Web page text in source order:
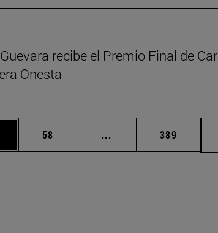
recibe el Premio Final de
Onesta
para desplazarse.
Página
58 ... Páginas intermedias
Página
389